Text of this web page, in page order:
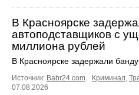
В Красноярске
автоподставщиков с
миллиона рублей
В Красноярске задержали
Источник: Babr24.com. Криминал,
07.08.2026